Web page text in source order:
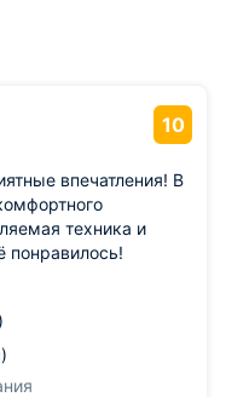
10
впечатления! В
техника и
понравилось!